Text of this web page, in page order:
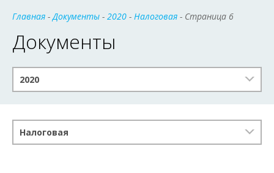
Главная -Документы - 2020 - Налоговая - Страница 6
Документы
2020
Налоговая